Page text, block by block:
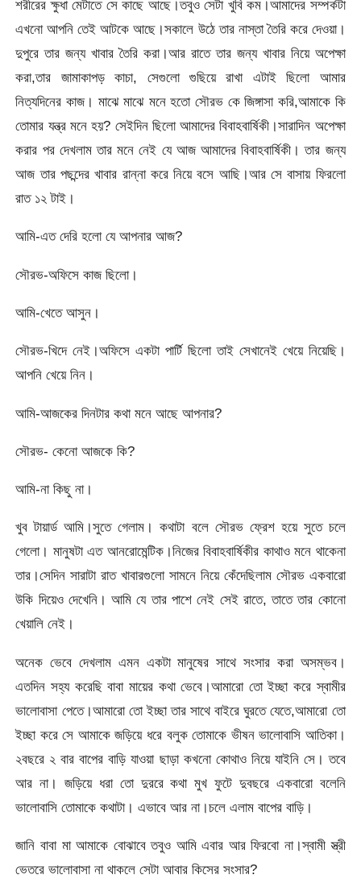
শরীরের ক্ষুধা মেটাতে সে কাছে আছে।তবুও সেটা খুবি কম।আমাদের সম্পর্কটা
এখনো আপনি তেই আটকে আছে।সকালে উঠে তার নাস্তা তৈরি করে দেওয়া।
দুপুরে তার জন্য খাবার তৈরি করা।আর রাতে তার জন্য খাবার নিয়ে অপেক্ষা
করা,তার জামাকাপড় কাচা, সেগুলো গুছিয়ে রাখা এটাই ছিলো আমার
নিত্যদিনের কাজ। মাঝে মাঝে মনে হতো সৌরভ কে জিঙ্গাসা করি,আমাকে কি
তোমার যন্ত্র মনে হয়? সেইদিন ছিলো আমাদের বিবাহবার্ষিকী।সারাদিন অপেক্ষা
করার পর দেখলাম তার মনে নেই যে আজ আমাদের বিবাহবার্ষিকী। তার জন্য
আজ তার পছন্দের খাবার রান্না করে নিয়ে বসে আছি।আর সে বাসায় ফিরলো
রাত ১২ টাই।
আমি-এত দেরি হলো যে আপনার আজ?
সৌরভ-অফিসে কাজ ছিলো।
আমি-খেতে আসুন।
সৌরভ-খিদে নেই।অফিসে একটা পার্টি ছিলো তাই সেখানেই খেয়ে নিয়েছি।
আপনি খেয়ে নিন।
আমি-আজকের দিনটার কথা মনে আছে আপনার?
সৌরভ- কেনো আজকে কি?
আমি-না কিছু না।
খুব টায়ার্ড আমি।সুতে গেলাম। কথাটা বলে সৌরভ ফ্রেশ হয়ে সুতে চলে
গেলো। মানুষটা এত আনরোমেন্টিক।নিজের বিবাহবার্ষিকীর কাথাও মনে থাকেনা
তার।সেদিন সারাটা রাত খাবারগুলো সামনে নিয়ে কেঁদেছিলাম সৌরভ একবারো
উকি দিয়েও দেখেনি। আমি যে তার পাশে নেই সেই রাতে, তাতে তার কোনো
খেয়ালি নেই।
অনেক ভেবে দেখলাম এমন একটা মানুষের সাথে সংসার করা অসম্ভব।
এতদিন সহ্য করেছি বাবা মায়ের কথা ভেবে।আমারো তো ইচ্ছা করে স্বামীর
ভালোবাসা পেতে।আমারো তো ইচ্ছা তার সাথে বাইরে ঘুরতে যেতে,আমারো তো
ইচ্ছা করে সে আমাকে জড়িয়ে ধরে বলুক তোমাকে ভীষন ভালোবাসি আতিকা।
২বছরে ২ বার বাপের বাড়ি যাওয়া ছাড়া কখনো কোথাও নিয়ে যাইনি সে। তবে
আর না। জড়িয়ে ধরা তো দুররে কথা মুখ ফুটে দুবছরে একবারো বলেনি
ভালোবাসি তোমাকে কথাটা। এভাবে আর না।চলে এলাম বাপের বাড়ি।
জানি বাবা মা আমাকে বোঝাবে তবুও আমি এবার আর ফিরবো না।স্বামী স্ত্রী
ভেতরে ভালোবাসা না থাকলে সেটা আবার কিসের সংসার?